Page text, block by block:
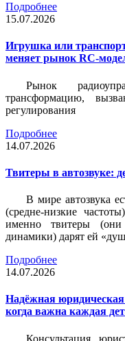
Подробнее
15.07.2026
Игрушка или
меняет рынок RC-
Рынок
трансформацию,
регулирования
Подробнее
14.07.2026
Твитеры в автозвуке:
В мире автозвука
(средне-низкие
именно твитеры (они
динамики) дарят ей
Подробнее
14.07.2026
Надёжная
когда важна каждая
Консультация